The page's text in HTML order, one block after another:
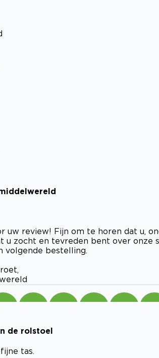
uw review! Fijn om te horen dat u,
u zocht en tevreden bent over onze
volgende bestelling.
de rolstoel
tas.